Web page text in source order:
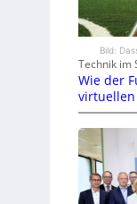
Bild:
Technik im
Wie der